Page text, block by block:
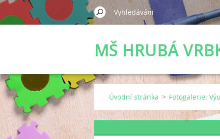
MŠ HRUBÁ
Úvodní stránka > Fotogalerie: